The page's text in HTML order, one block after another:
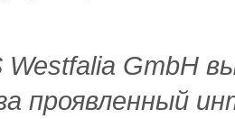
Westfalia GmbH
проявленный